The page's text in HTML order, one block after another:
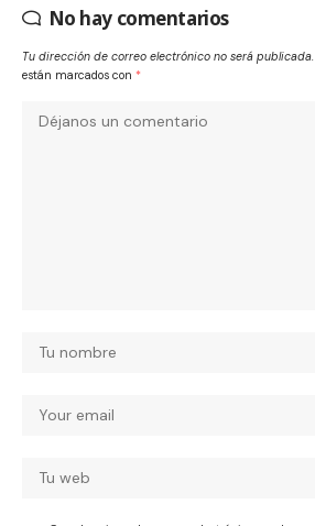
No hay comentarios
Tu dirección de correo electrónico no será publicada.
están marcados con *